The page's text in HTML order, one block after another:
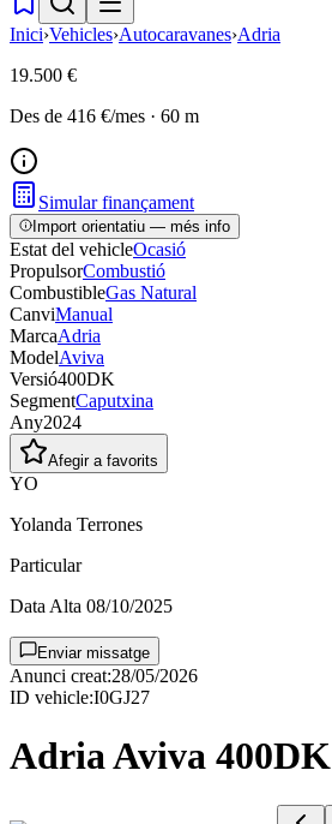
Inici›Vehicles›Autocaravanes›Adria
19.500 €
Des de 416 €/mes · 60 m
Simular finançament
Import orientatiu — més info
Estat del vehicleOcasió
PropulsorCombustió
CombustibleGas Natural
CanviManual
MarcaAdria
ModelAviva
Versió400DK
SegmentCaputxina
Any2024
Afegir a favorits
YO
Yolanda Terrones
Particular
Data Alta 08/10/2025
Enviar missatge
Anunci creat:28/05/2026
ID vehicle:I0GJ27
Adria Aviva 400DK